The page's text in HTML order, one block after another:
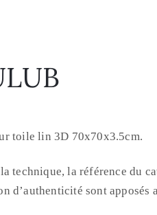
toile lin 3D 70x70x3.5cm.
technique, la référence du
d’authenticité sont apposés